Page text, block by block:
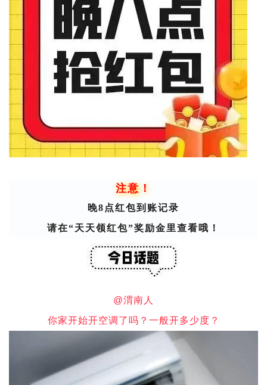
注意！
晚8点红包到账记录
请在“天天领红包”奖励金里查看哦！
@渭南人
你家开始开空调了吗？一般开多少度？